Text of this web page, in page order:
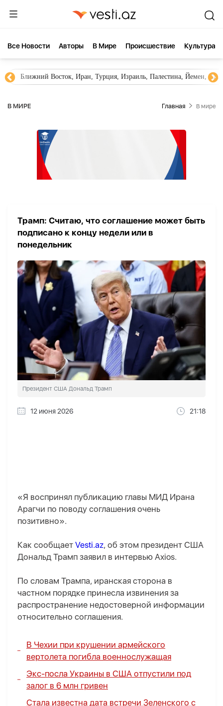
Все Новости Aвторы В Мире Происшествие Культура
Ближний Восток, Иран, Турция, Израиль, Палестина, Йемен,
В МИРЕ Главная В мире
Трамп: Считаю, что соглашение может быть
подписано к концу недели или в
понедельник
Президент США Дональд Трамп
12 июня 2026 21:18
«Я воспринял публикацию главы МИД Ирана
Арагчи по поводу соглашения очень
позитивно».
Как сообщает Vesti.az, об этом президент США
Дональд Трамп заявил в интервью Axios.
По словам Трампа, иранская сторона в
частном порядке принесла извинения за
распространение недостоверной информации
относительно соглашения.
В Чехии при крушении армейского
вертолета погибла военнослужащая
Экс-посла Украины в США отпустили под
залог в 6 млн гривен
Стала известна дата встречи Зеленского с